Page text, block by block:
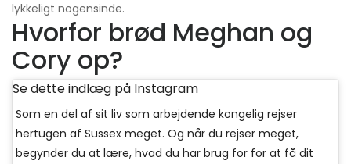
lykkeligt nogensinde.
Hvorfor brød Meghan og
Cory op?
Se dette indlæg på Instagram
Som en del af sit liv som arbejdende kongelig rejser
hertugen af ​​Sussex meget. Og når du rejser meget,
begynder du at lære, hvad du har brug for for at få dit